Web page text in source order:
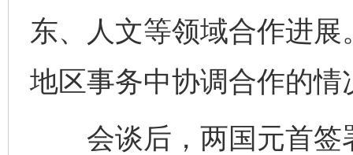
东、人文等领域合作进
地区事务中协调合作的情
会谈后，两国元首签